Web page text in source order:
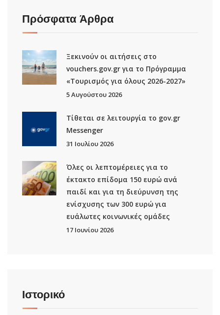
Πρόσφατα Άρθρα
Ξεκινούν οι αιτήσεις στο
vouchers.gov.gr για το Πρόγραμμα
«Τουρισμός για όλους 2026-2027»
5 Αυγούστου 2026
Τίθεται σε λειτουργία το gov.gr
Μessenger
31 Ιουλίου 2026
Όλες οι λεπτομέρειες για το
έκτακτο επίδομα 150 ευρώ ανά
παιδί και για τη διεύρυνση της
ενίσχυσης των 300 ευρώ για
ευάλωτες κοινωνικές ομάδες
17 Ιουνίου 2026
Ιστορικό